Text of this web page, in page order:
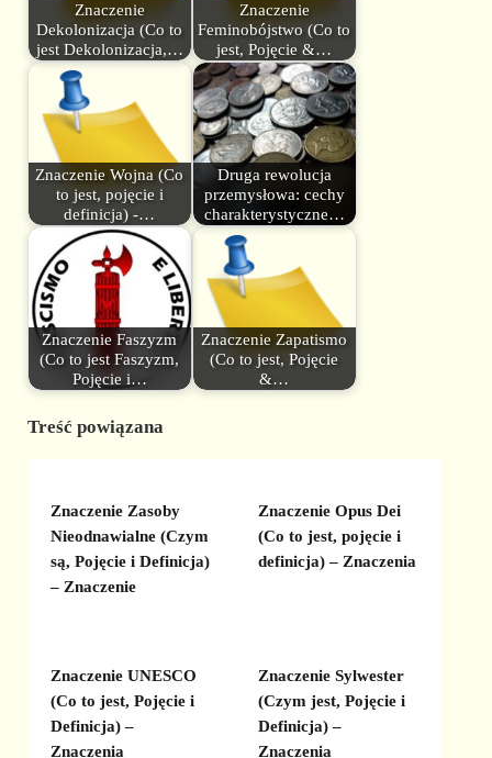
Znaczenie
Dekolonizacja (Co to
jest Dekolonizacja,…
Znaczenie
Feminobójstwo (Co to
jest, Pojęcie &…
Znaczenie Wojna (Co
to jest, pojęcie i
definicja) -…
Druga rewolucja
przemysłowa: cechy
charakterystyczne…
Znaczenie Faszyzm
(Co to jest Faszyzm,
Pojęcie i…
Znaczenie Zapatismo
(Co to jest, Pojęcie
&…
Treść powiązana
Znaczenie Zasoby
Nieodnawialne (Czym
są, Pojęcie i Definicja)
– Znaczenie
Znaczenie Opus Dei
(Co to jest, pojęcie i
definicja) – Znaczenia
Znaczenie UNESCO
(Co to jest, Pojęcie i
Definicja) –
Znaczenia
Znaczenie Sylwester
(Czym jest, Pojęcie i
Definicja) –
Znaczenia